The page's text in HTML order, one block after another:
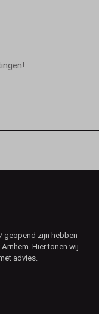
geopend zijn hebben
Hier tonen wij
advies.